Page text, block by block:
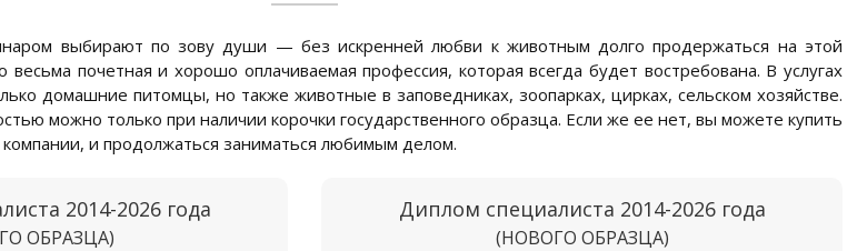
выбирают по зову души — без искренней любви к животным долго продержаться на этой
весьма почетная и хорошо оплачиваемая профессия, которая всегда будет востребована. В услугах
домашние питомцы, но также животные в заповедниках, зоопарках, цирках, сельском хозяйстве.
можно только при наличии корочки государственного образца. Если же ее нет, вы можете купить
и продолжаться заниматься любимым делом.
2014-2026 года
ОБРАЗЦА)
Диплом специалиста 2014-2026 года
(НОВОГО ОБРАЗЦА)